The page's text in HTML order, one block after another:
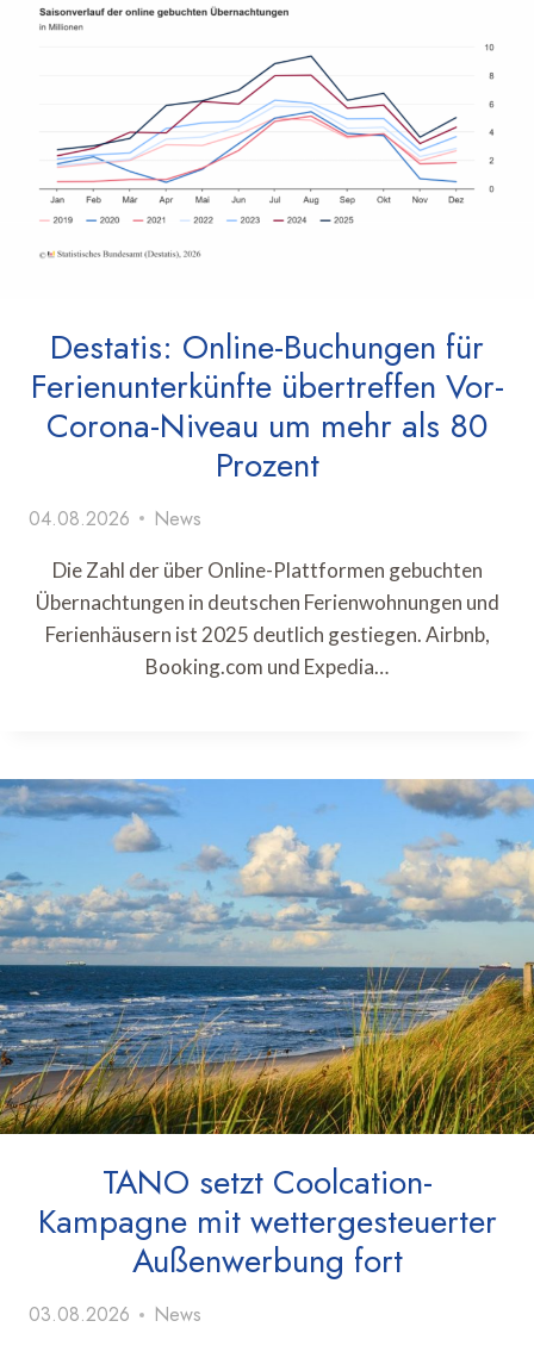
Destatis: Online-Buchungen für
Ferienunterkünfte übertreffen Vor-
Corona-Niveau um mehr als 80
Prozent
04.08.2026 News
Die Zahl der über Online-Plattformen gebuchten
Übernachtungen in deutschen Ferienwohnungen und
Ferienhäusern ist 2025 deutlich gestiegen. Airbnb,
Booking.com und Expedia…
TANO setzt Coolcation-
Kampagne mit wettergesteuerter
Außenwerbung fort
03.08.2026 News